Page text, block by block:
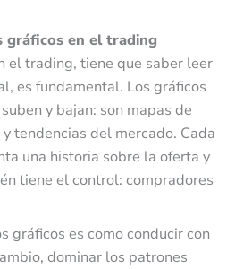
gráficos en el trading
el trading, tiene que saber leer
es fundamental. Los gráficos
y bajan: son mapas de
tendencias del mercado. Cada
una historia sobre la oferta y
tiene el control: compradores
gráficos es como conducir con
dominar los patrones